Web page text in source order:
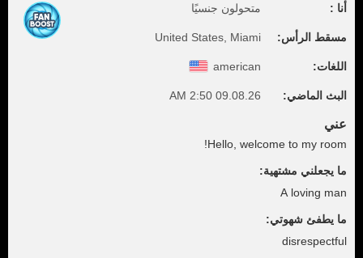
أنا : متحولون جنسيًا
مسقط الرأس: United States, Miami
اللغات: american
البث الماضي: 09.08.26 2:50 AM
عني
Hello, welcome to my room!
ما يجعلني مشتهية:
A loving man
ما يطفئ شهوتي:
disrespectful